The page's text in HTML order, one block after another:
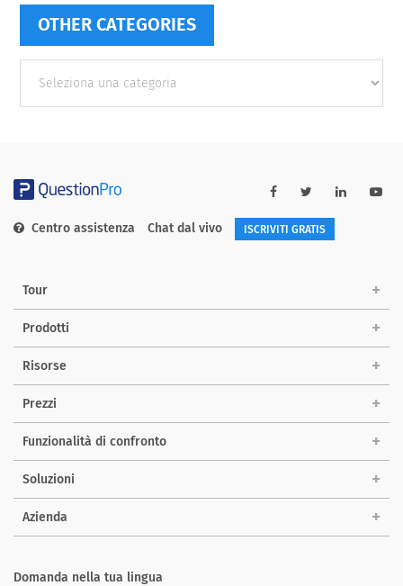
OTHER CATEGORIES
categories
Centro assistenza Chat dal vivo ISCRIVITI GRATIS
Tour
Prodotti
Risorse
Prezzi
Funzionalità di confronto
Soluzioni
Azienda
Domanda nella tua lingua